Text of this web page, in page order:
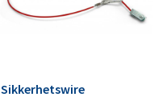
Sikkerhetswire